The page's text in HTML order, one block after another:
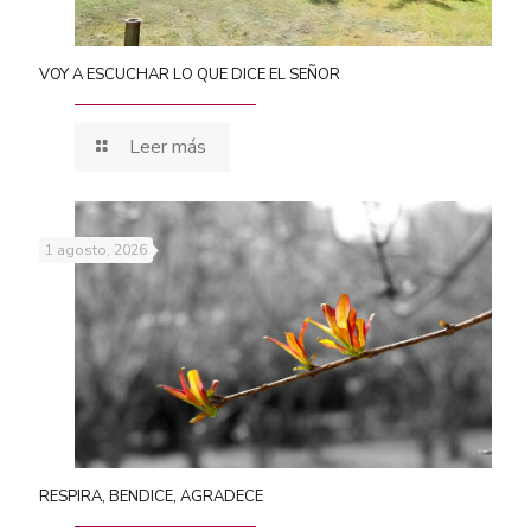
VOY A ESCUCHAR LO QUE DICE EL SEÑOR
Leer más
1 agosto, 2026
RESPIRA, BENDICE, AGRADECE